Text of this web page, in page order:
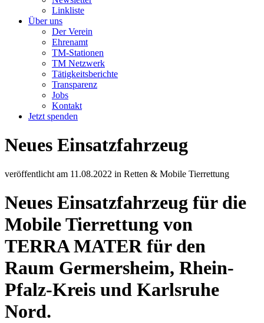
Linkliste
Über uns
Der Verein
Ehrenamt
TM-Stationen
TM Netzwerk
Tätigkeitsberichte
Transparenz
Jobs
Kontakt
Jetzt spenden
Neues Einsatzfahrzeug
veröffentlicht am 11.08.2022 in Retten & Mobile Tierrettung
Neues Einsatzfahrzeug für die
Mobile Tierrettung von
TERRA MATER für den
Raum Germersheim, Rhein-
Pfalz-Kreis und Karlsruhe
Nord.